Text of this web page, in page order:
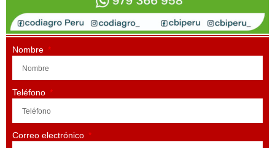
Nombre
Teléfono
Correo electrónico